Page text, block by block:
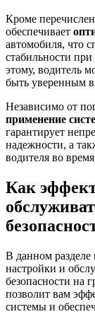
Кроме
обеспечивает
автомобиля, что
стабильности при
этому, водитель
быть уверенным
Независимо от
применение
гарантирует
надежности, а
водителя во
Как
В данном
настройки и
безопасности на
позволит вам
системы и